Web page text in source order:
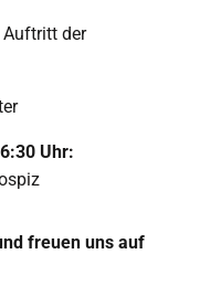
Auftritt der
Uhr:
freuen uns auf